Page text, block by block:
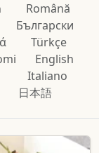
Română
Български
Türkçe
English
Italiano
日本語